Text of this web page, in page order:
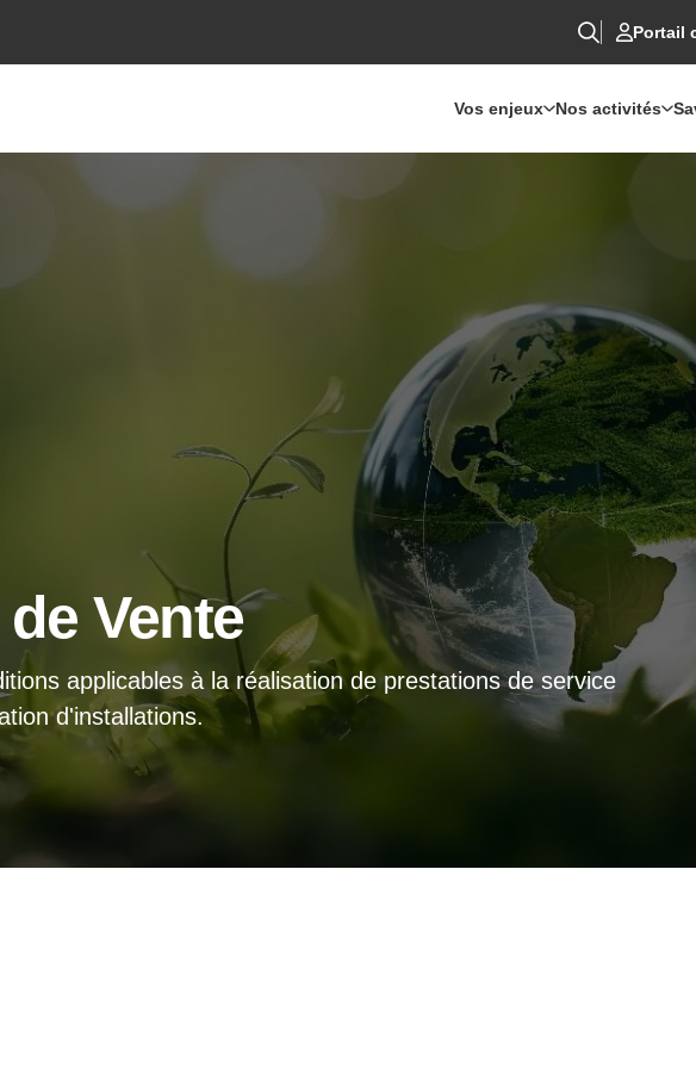
Portail
Vos enjeux Nos activités
Vente
applicables à la réalisation de prestations de service
d'installations.